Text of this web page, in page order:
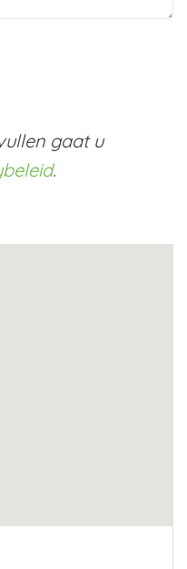
gaat u
.